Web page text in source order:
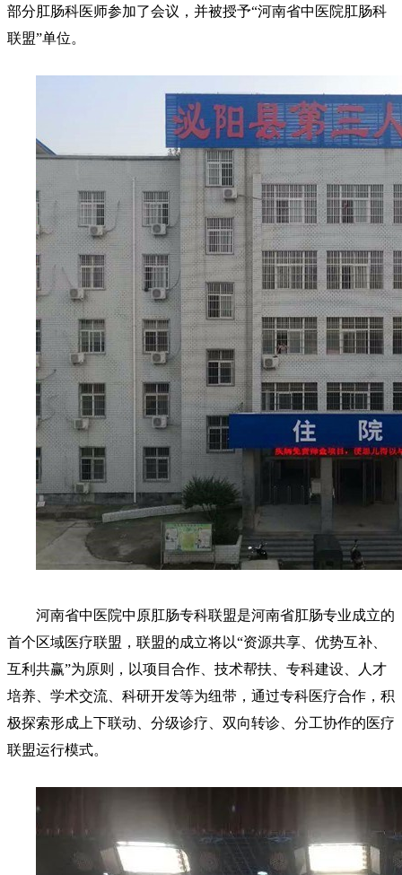
部分肛肠科医师参加了会议，并被授予“河南省中医院肛肠科
联盟”单位。
河南省中医院中原肛肠专科联盟是河南省肛肠专业成立的
首个区域医疗联盟，联盟的成立将以“资源共享、优势互补、
互利共赢”为原则，以项目合作、技术帮扶、专科建设、人才
培养、学术交流、科研开发等为纽带，通过专科医疗合作，积
极探索形成上下联动、分级诊疗、双向转诊、分工协作的医疗
联盟运行模式。